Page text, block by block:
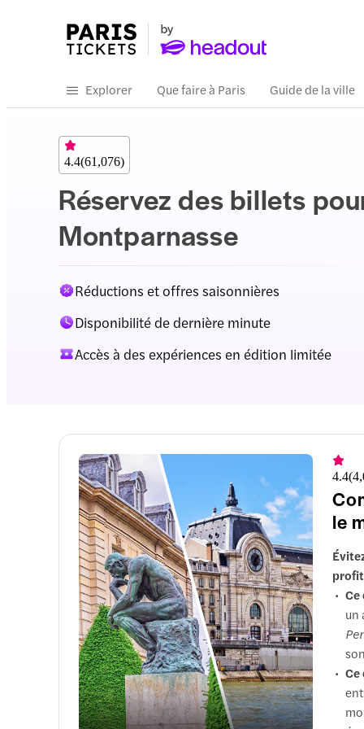
Explorer Que faire à Paris Guide de la ville
Réservez des billets
Montparnasse
4.4(61,076)
Réductions et offres saisonnières
Disponibilité de dernière minute
Accès à des expériences en édition limitée
4.4(
le
Ce
un
Ce